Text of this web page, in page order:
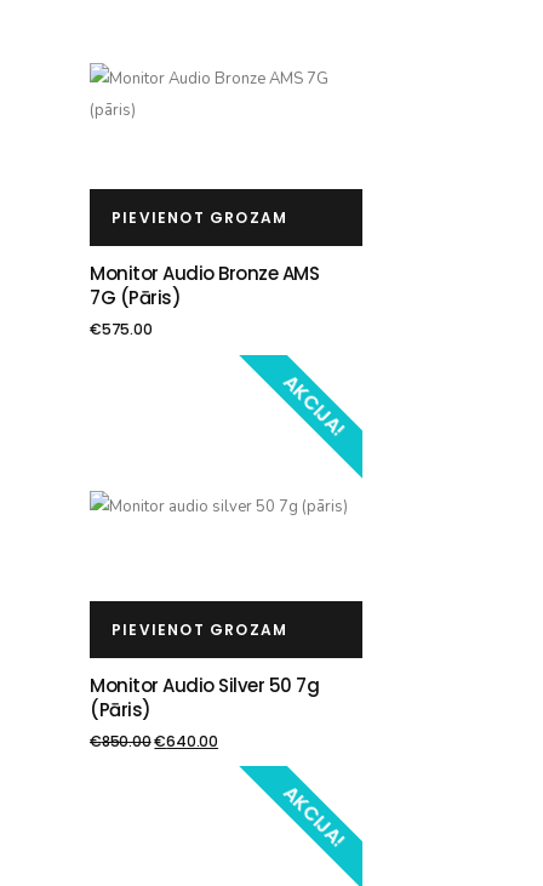
PIEVIENOT GROZAM
Monitor Audio Bronze AMS
7G (pāris)
€575.00
AKCIJA!
PIEVIENOT GROZAM
Monitor Audio Silver 50 7g
(pāris)
€850.00€640.00
AKCIJA!